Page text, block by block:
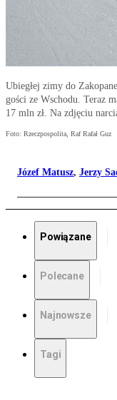
Ubiegłej zimy do
gości ze Wschodu. Teraz
17 mln zł. Na zdjęciu
Foto: Rzeczpospolita, Raf Rafał Guz
Józef Matusz, Jerzy
Powiązane
Polecane
Najnowsze
Tagi